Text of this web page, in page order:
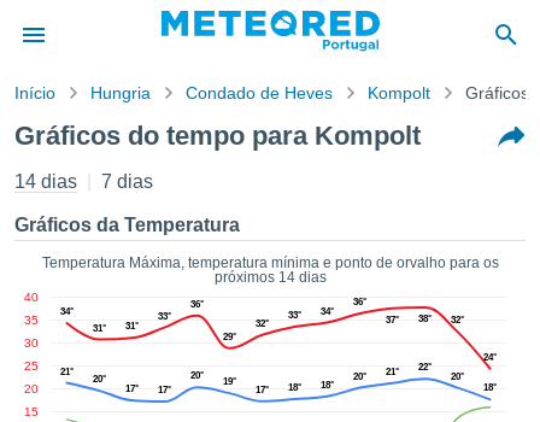
da
foi
por
para
que as
a este
das
opções:
Início Hungria Condado de Heves Kompolt Gráficos
Gráficos do tempo para Kompolt
14 dias 7 dias
Gráficos da Temperatura
Temperatura Máxima, temperatura mínima e ponto de orvalho para os
próximos 14 dias
15
20
25
30
35
40
34°
31°
31°
33°
36°
29°
32°
33° 34°
36°
37°
38° 32°
24°
21°
20°
17°
17°
20°
19°
17° 18° 18°
20° 21°
22°
20°
18°